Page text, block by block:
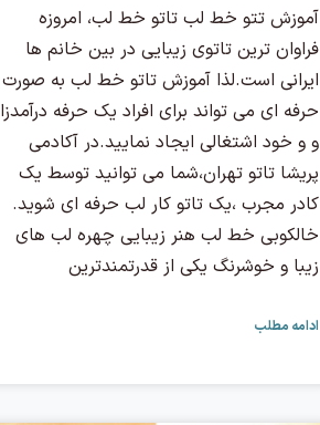
آموزش تتو خط لب تاتو خط لب، امروزه
فراوان ترين تاتوی زيبايي در بين خانم ها
ايراني است.لذا آموزش تاتو خط لب به صورت
حرفه اي مي تواند براي افراد يك حرفه درآمدزا
و و خود اشتغالي ايجاد نماييد.در آکادمی
پریشا تاتو تهران،شما مي توانيد توسط يك
كادر مجرب ،يك تاتو كار لب حرفه ای شويد.
خالکوبی خط لب هنر زيبايي چهره لب های
زیبا و خوشرنگ یکی از قدرتمندترین
ادامه مطلب